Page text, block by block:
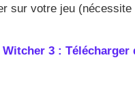
sur votre jeu
Witcher 3 :